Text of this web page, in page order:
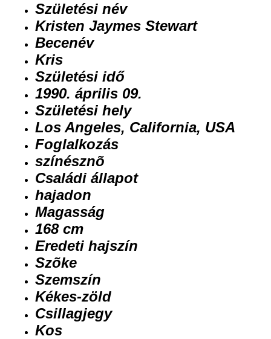
Születési név
Kristen Jaymes Stewart
Becenév
Kris
Születési idő
1990. április 09.
Születési hely
Los Angeles, California, USA
Foglalkozás
színésznõ
Családi állapot
hajadon
Magasság
168 cm
Eredeti hajszín
Szõke
Szemszín
Kékes-zöld
Csillagjegy
Kos